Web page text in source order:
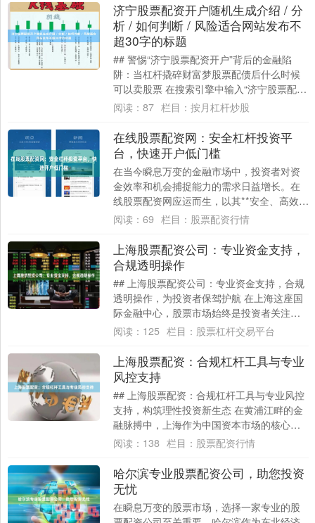
济宁股票配资开户随机生成介绍 / 分
析 / 如何判断 / 风险适合网站发布不
超30字的标题
## 警惕“济宁股票配资开户”背后的金融陷
阱：当杠杆撬碎财富梦股票配债后什么时候
可以卖股票 在搜索引擎中输入“济宁股票配资
开户”，弹出的结果往往充斥着“高杠杆”....
阅读： 87 栏目： 按月杠杆炒股
在线股票配资网：安全杠杆投资平
台，快速开户低门槛
在当今瞬息万变的金融市场中，投资者对资
金效率和机会捕捉能力的需求日益增长。在
线股票配资网应运而生，以其**安全、高效、
低门槛**的特点，为众多投资者提供了一个
阅读： 69 栏目： 股票配资行情
上海股票配资公司：专业资金支持，
合规透明操作
## 上海股票配资公司：专业资金支持，合规
透明操作，为投资者保驾护航 在上海这座国
际金融中心，股票市场始终是投资者关注的
焦点。随着市场波动加剧和投资机会的增
阅读： 125 栏目： 股票杠杆交易平台
上海股票配资：合规杠杆工具与专业
风控支持
## 上海股票配资：合规杠杆工具与专业风控
支持，构筑理性投资新生态 在黄浦江畔的金
融脉搏中，上海作为中国资本市场的核心枢
纽，始终引领着金融创新的浪潮。股票配
阅读： 138 栏目： 股票配资行情
哈尔滨专业股票配资公司，助您投资
无忧
在瞬息万变的股票市场，选择一家专业的股